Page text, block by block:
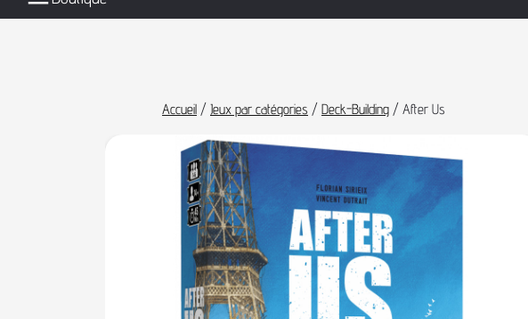
Accueil / Jeux par catégories / Deck-Building / After Us